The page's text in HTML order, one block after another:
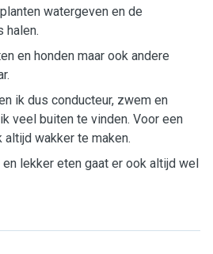
watergeven en de
halen.
en honden maar ook andere
ik dus conducteur, zwem en
veel buiten te vinden. Voor een
wakker te maken.
lekker eten gaat er ook altijd wel